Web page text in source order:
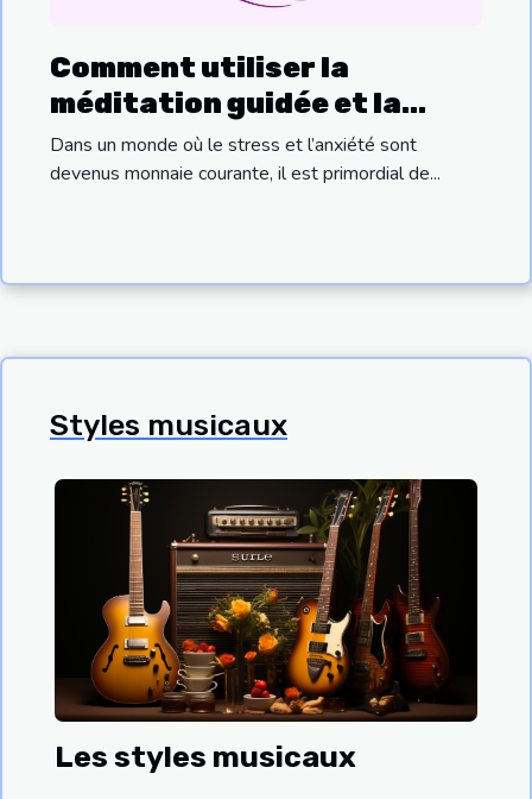
Comment utiliser la
méditation guidée et la
guérison sonore pour
l'épanouissement personnel
Dans un monde où le stress et l’anxiété sont
devenus monnaie courante, il est primordial de...
Styles musicaux
Les styles musicaux